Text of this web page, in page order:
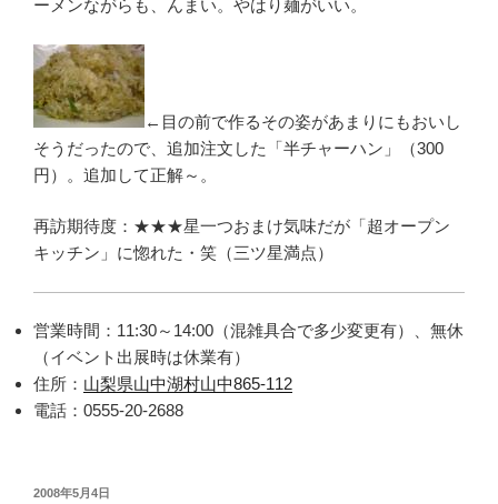
ーメンながらも、んまい。やはり麺がいい。
←目の前で作るその姿があまりにもおいし
そうだったので、追加注文した「半チャーハン」（300
円）。追加して正解～。
再訪期待度：★★★星一つおまけ気味だが「超オープン
キッチン」に惚れた・笑（三ツ星満点）
営業時間：11:30～14:00（混雑具合で多少変更有）、無休
（イベント出展時は休業有）
住所： 山梨県山中湖村山中865-112
電話：0555-20-2688
投
2008年5月4日